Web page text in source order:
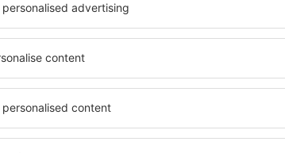
44EUR
Ver más ofertas